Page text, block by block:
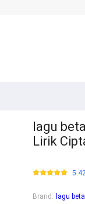
lagu
Lirik
Brand : lagu